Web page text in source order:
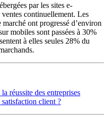
par les sites e-
continuellement. Les
marché ont progressé d’environ
mobiles sont passées à 30%
à elles seules 28% du
réussite des entreprises
client ?